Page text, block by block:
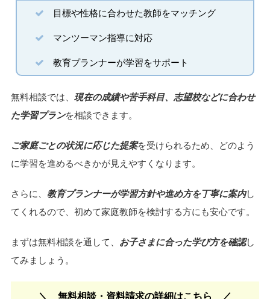
目標や性格に合わせた教師をマッチング
マンツーマン指導に対応
教育プランナーが学習をサポート
無料相談では、 現在の成績や苦手科目、志望校などに合わせ
た学習プランを相談できます。
ご家庭ごとの状況に応じた提案を受けられるため、どのよう
に学習を進めるべきかが見えやすくなります。
さらに、 教育プランナーが学習方針や進め方を丁寧に案内し
てくれるので、初めて家庭教師を検討する方にも安心です。
まずは無料相談を通して、 お子さまに合った学び方を確認し
てみましょう。
無料相談・資料請求の詳細はこちら